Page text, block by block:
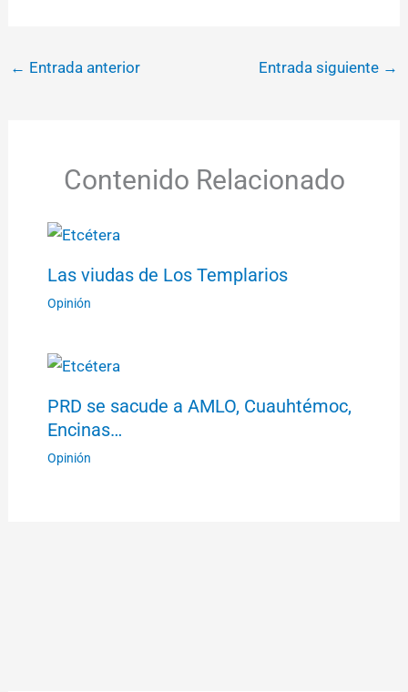
← Entrada anterior Entrada siguiente →
Contenido Relacionado
Las viudas de Los Templarios
Opinión
PRD se sacude a AMLO, Cuauhtémoc,
Encinas…
Opinión